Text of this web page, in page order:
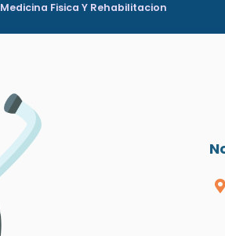
Medicina Fisica Y Rehabilitacion